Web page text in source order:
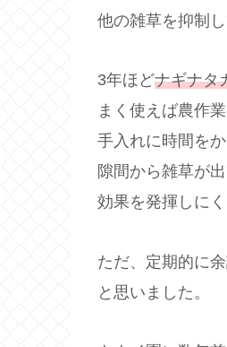
他の雑草を抑制し
3年ほどナギナタ
まく使えば農作
手入れに時間を
隙間から雑草が
効果を発揮しにく
ただ、定期的に
と思いました。